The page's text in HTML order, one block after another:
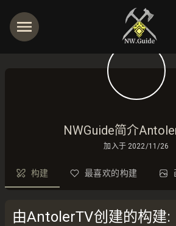
NWGuide简介
加入于 2022/11/26
构建 最喜欢的构建
由AntolerTV创建的构建: